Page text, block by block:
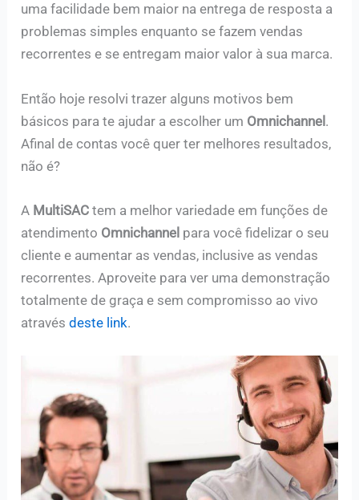
uma facilidade bem maior na entrega de resposta a
problemas simples enquanto se fazem vendas
recorrentes e se entregam maior valor à sua marca.
Então hoje resolvi trazer alguns motivos bem
básicos para te ajudar a escolher um Omnichannel.
Afinal de contas você quer ter melhores resultados,
não é?
A MultiSAC tem a melhor variedade em funções de
atendimento Omnichannel para você fidelizar o seu
cliente e aumentar as vendas, inclusive as vendas
recorrentes. Aproveite para ver uma demonstração
totalmente de graça e sem compromisso ao vivo
atravésdeste link.